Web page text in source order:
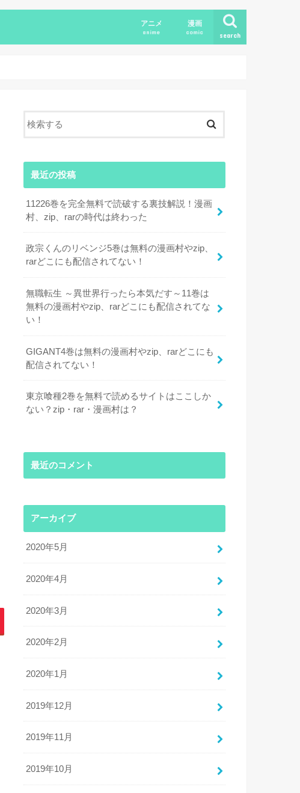
search
アニメ
anime
漫画
comic
最近の投稿
11226巻を完全無料で読破する裏技解説！漫画
村、zip、rarの時代は終わった
政宗くんのリベンジ5巻は無料の漫画村やzip、
rarどこにも配信されてない！
無職転生 ～異世界行ったら本気だす～11巻は
無料の漫画村やzip、rarどこにも配信されてな
い！
GIGANT4巻は無料の漫画村やzip、rarどこにも
配信されてない！
東京喰種2巻を無料で読めるサイトはここしか
ない？zip・rar・漫画村は？
最近のコメント
アーカイブ
2020年5月
2020年4月
2020年3月
2020年2月
2020年1月
2019年12月
2019年11月
2019年10月